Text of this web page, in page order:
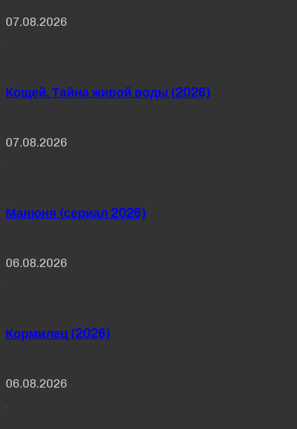
07.08.2026
Кощей. Тайна живой воды (2026)
07.08.2026
Манюня (сериал 2026)
06.08.2026
Кормилец (2026)
06.08.2026